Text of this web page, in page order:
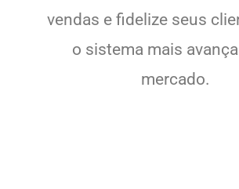
vendas e fidelize seus
o sistema mais
mercado.